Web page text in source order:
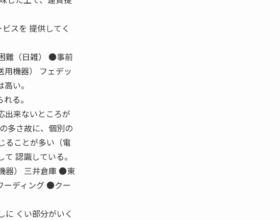
スを 提供してく
難（日雑） ●事前
機器） フェデッ
い。
る。
出来ないところが
多さ故に、個別の
ることが多い（電
認識している。
器） 三井倉庫 ●東
ーディング ●クー
くい部分がいく